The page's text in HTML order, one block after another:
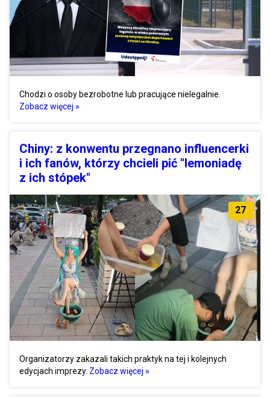
Chodzi o osoby bezrobotne lub pracujące nielegalnie.
Zobacz więcej »
Chiny: z konwentu przegnano influencerki
i ich fanów, którzy chcieli pić "lemoniadę
z ich stópek"
27
Organizatorzy zakazali takich praktyk na tej i kolejnych
edycjach imprezy. Zobacz więcej »